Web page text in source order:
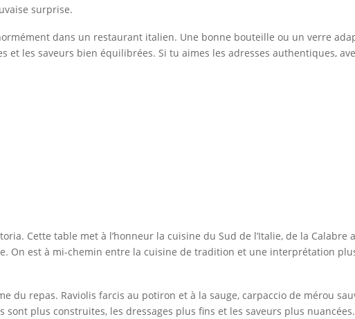
surprise.
dans un restaurant italien. Une bonne bouteille ou un verre
les saveurs bien équilibrées. Si tu aimes les adresses authentiques,
Cette table met à l’honneur la cuisine du Sud de l’Italie, de la Calabre
On est à mi-chemin entre la cuisine de tradition et une interprétation
du repas. Raviolis farcis au potiron et à la sauge, carpaccio de mérou
plus construites, les dressages plus fins et les saveurs plus